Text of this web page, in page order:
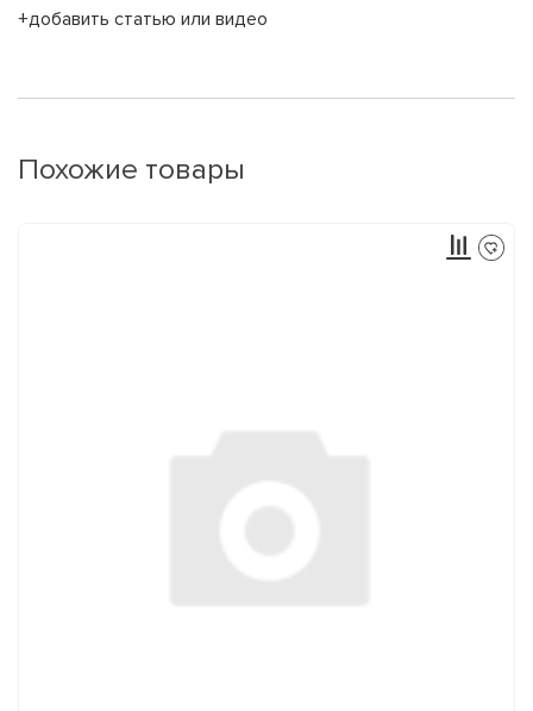
+добавить статью или видео
Похожие товары